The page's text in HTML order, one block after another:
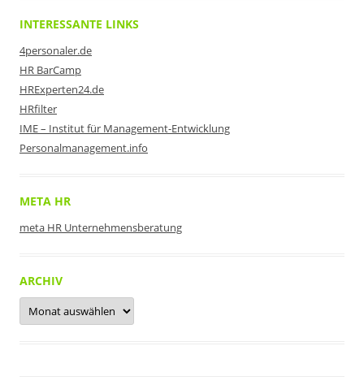
INTERESSANTE LINKS
4personaler.de
HR BarCamp
HRExperten24.de
HRfilter
IME – Institut für Management-Entwicklung
Personalmanagement.info
META HR
meta HR Unternehmensberatung
ARCHIV
Archiv